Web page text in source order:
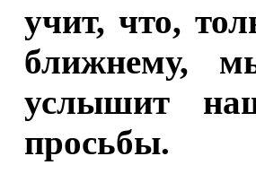
учит, что,
ближнему,
услышит
просьбы.